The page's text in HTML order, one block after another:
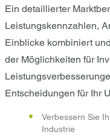
Ein detaillierter
Leistungskennzahlen,
Einblicke kombiniert
der Möglichkeiten für
Entscheidungen für Ihr
Verbessern Sie
Industrie